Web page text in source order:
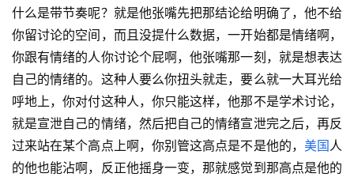
什么是带节奏呢？就是他张嘴先把那结论给明确了，他不给
你留讨论的空间，而且没提什么数据，一开始都是情绪啊，
你跟有情绪的人你讨论个屁啊，他张嘴那一刻，就是想表达
自己的情绪的。这种人要么你扭头就走，要么就一大耳光给
呼地上，你对付这种人，你只能这样，他那不是学术讨论，
就是宣泄自己的情绪，然后把自己的情绪宣泄完之后，再反
过来站在某个高点上啊，你别管这高点是不是他的， 美国人
的他也能沾啊，反正他摇身一变，那就感觉到那高点是他的